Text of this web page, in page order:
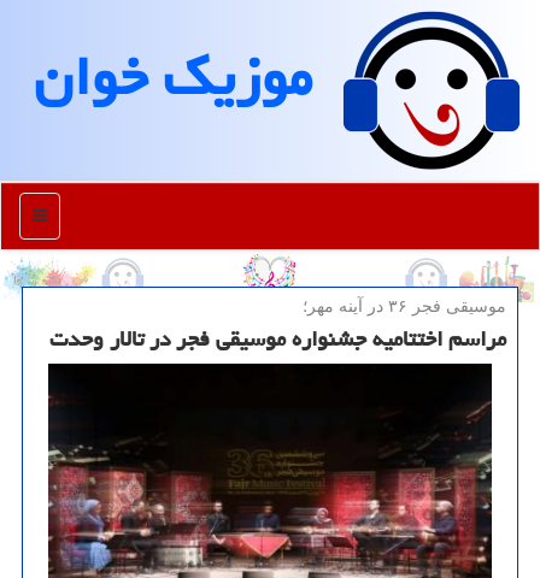
موزیك خوان
منو
موسیقی فجر ۳۶ در آینه مهر؛
مراسم اختتامیه جشنواره موسیقی فجر در تالار وحدت